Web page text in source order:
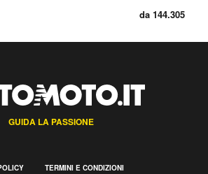
da 144.305
GUIDA LA PASSIONE
TERMINI E CONDIZIONI